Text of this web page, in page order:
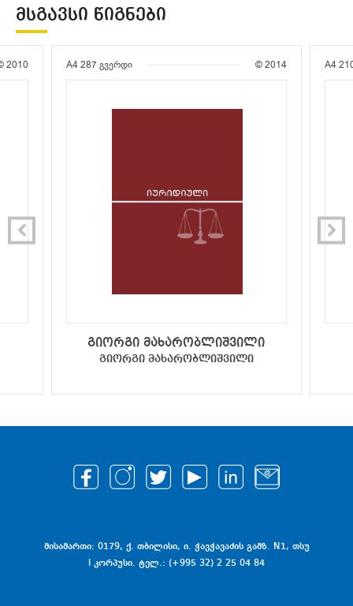
ᲛᲡᲒᲐᲕᲡᲘ ᲬᲘᲒᲜᲔᲑᲘ
2010 A4 287 გვერდი © 2014
გიორგი მახარობლიშვილი
გიორგი მახარობლიშვილი
A4
მისამართი: 0179, ქ. თბილისი, ი. ჭავჭავაძის გამზ. N1, თსუ
I კორპუსი. ტელ.: (+995 32) 2 25 04 84